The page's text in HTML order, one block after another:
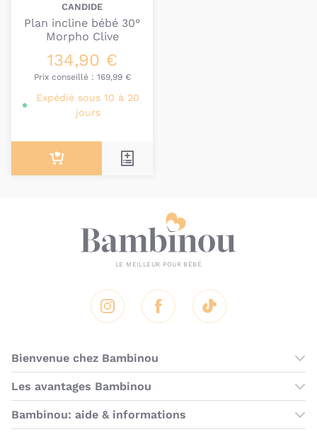
CANDIDE
Plan incline bébé 30°
Morpho Clive
134,90 €
Prix conseillé : 169,99 €
Expédié sous 10 à 20
jours
Instagram Facebook Tik Tok
Bienvenue chez Bambinou
Les boutiques Bambinou
Boutique Bambinou Paris
Les avantages Bambinou
Bons plans Bambinou
Cartes cadeaux
Bambinou: aide & informations